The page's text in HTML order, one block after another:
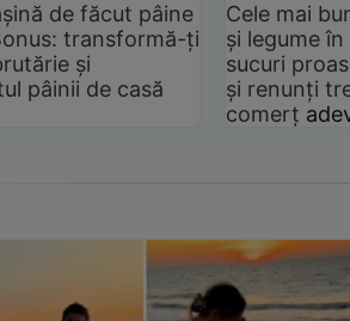
de făcut pâine
transformă-ți
și
pâinii de casă
Cele mai
și legume
sucuri
și renunți
comerț